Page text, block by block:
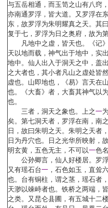
与五岳相通，而玉笥之山有八窍
亦南通罗浮，皆大道。又罗浮在
东，故罗浮为朱明耀真之天。其
复于七，罗浮为日之奥府，故为第
凡地中之虚，皆天也。《记》
天以地而载，神气出于地中，实
地中。仙人出入于洞天之中，盖
之大者也，其小者凡山之虚处皆
虚也。山即地也，《易》言天在
也。《大畜》者，大畜其神气以
也。
三者，洞天之象也。上之一
矣。第七洞天者，罗浮在南，南
日，故曰朱明之天。朱明之天者
日为丹穴也。日之光华所映射，
明玄黄，五色无主，不可以一色
公孙卿言，仙人好楼居。罗浮
又有瑶石台一 ，石色如玉，直耸
也。台有铜柱，谓之茎，瑶石者
天渺以竦峙者也。铁桥之两端，
之类。又昆仑县圃，有五城十二